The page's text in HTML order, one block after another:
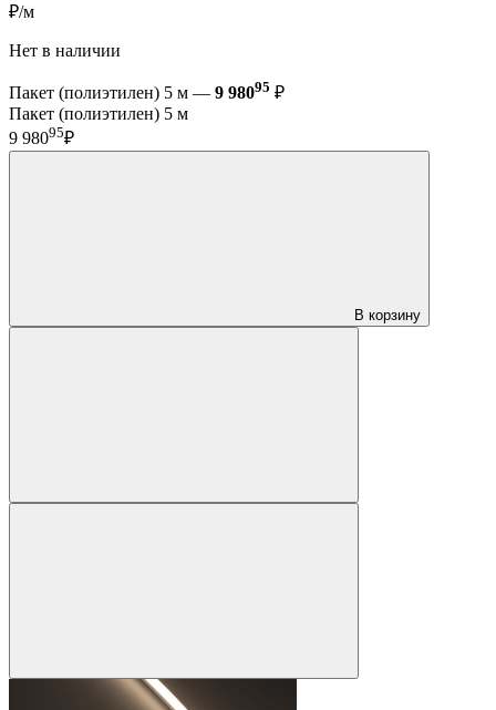
₽/м
Нет в наличии
Пакет (полиэтилен) 5 м — 9 98095 ₽
Пакет (полиэтилен) 5 м
9 98095₽
В корзину